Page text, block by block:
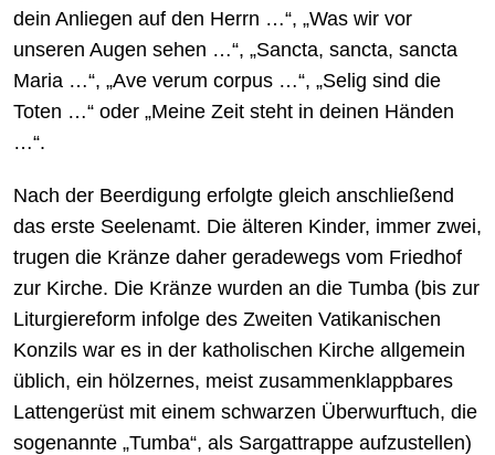
dein Anliegen auf den Herrn …“, „Was wir vor
unseren Augen sehen …“, „Sancta, sancta, sancta
Maria …“, „Ave verum corpus …“, „Selig sind die
Toten …“ oder „Meine Zeit steht in deinen Händen
…“.
Nach der Beerdigung erfolgte gleich anschließend
das erste Seelenamt. Die älteren Kinder, immer zwei,
trugen die Kränze daher geradewegs vom Friedhof
zur Kirche. Die Kränze wurden an die Tumba (bis zur
Liturgiereform infolge des Zweiten Vatikanischen
Konzils war es in der katholischen Kirche allgemein
üblich, ein hölzernes, meist zusammenklappbares
Lattengerüst mit einem schwarzen Überwurftuch, die
sogenannte „Tumba“, als Sargattrappe aufzustellen)